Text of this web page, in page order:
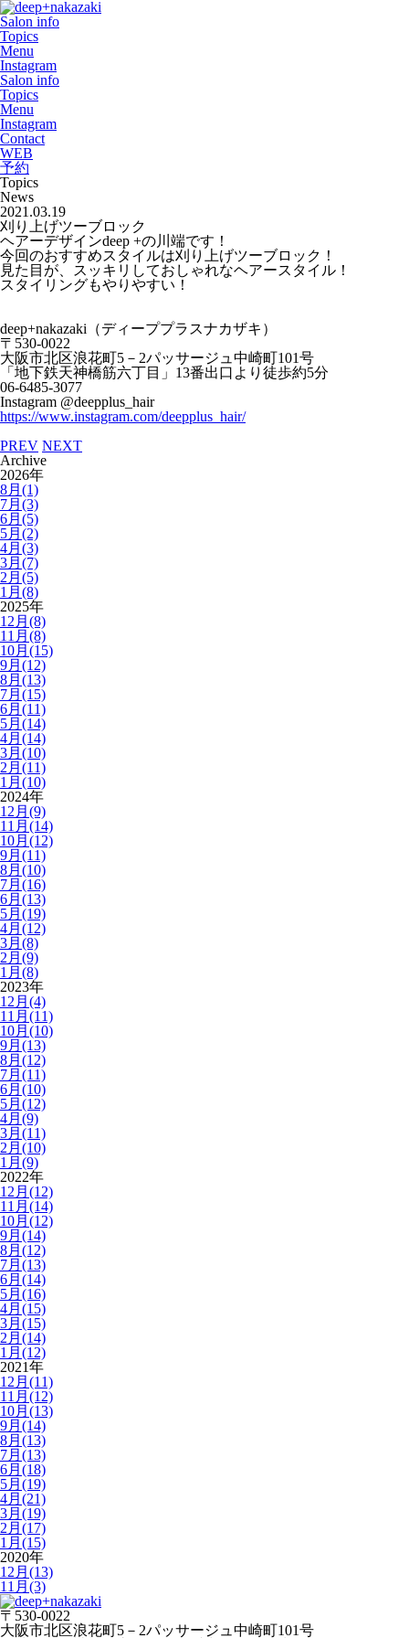
Salon info
Topics
Menu
Instagram
Salon info
Topics
Menu
Instagram
Contact
WEB
予約
Topics
News
2021.03.19
刈り上げツーブロック
ヘアーデザインdeep +の川端です！
今回のおすすめスタイルは刈り上げツーブロック！
見た目が、スッキリしておしゃれなヘアースタイル！
スタイリングもやりやすい！
deep+nakazaki （ディーププラスナカザキ）
〒 530-0022
大阪市北区浪花町5 － 2パッサージュ中崎町101号
「地下鉄天神橋筋六丁目」 13番出口より徒歩約5分
06-6485-3077
Instagram @deepplus_hair
https://www.instagram.com/deepplus_hair/
PREV NEXT
Archive
2026年
8月(1)
7月(3)
6月(5)
5月(2)
4月(3)
3月(7)
2月(5)
1月(8)
2025年
12月(8)
11月(8)
10月(15)
9月(12)
8月(13)
7月(15)
6月(11)
5月(14)
4月(14)
3月(10)
2月(11)
1月(10)
2024年
12月(9)
11月(14)
10月(12)
9月(11)
8月(10)
7月(16)
6月(13)
5月(19)
4月(12)
3月(8)
2月(9)
1月(8)
2023年
12月(4)
11月(11)
10月(10)
9月(13)
8月(12)
7月(11)
6月(10)
5月(12)
4月(9)
3月(11)
2月(10)
1月(9)
2022年
12月(12)
11月(14)
10月(12)
9月(14)
8月(12)
7月(13)
6月(14)
5月(16)
4月(15)
3月(15)
2月(14)
1月(12)
2021年
12月(11)
11月(12)
10月(13)
9月(14)
8月(13)
7月(13)
6月(18)
5月(19)
4月(21)
3月(19)
2月(17)
1月(15)
2020年
12月(13)
11月(3)
〒530-0022
大阪市北区浪花町5－2パッサージュ中崎町101号